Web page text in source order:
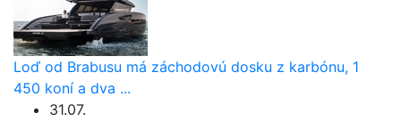
Loď od Brabusu má záchodovú dosku z karbónu, 1
450 koní a dva ...
31.07.